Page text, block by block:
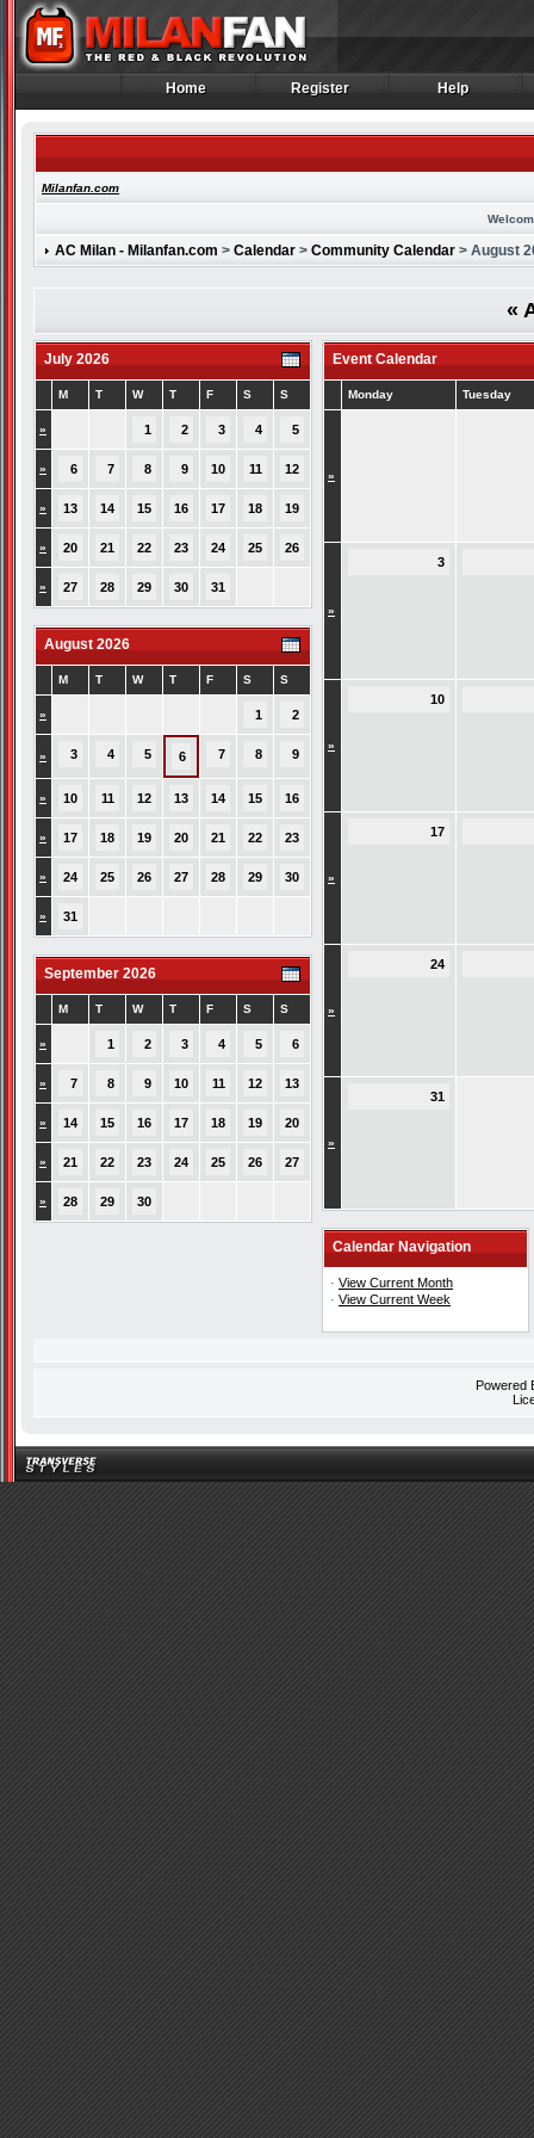
Home
Home Register
Register Help
Help
Milanfan.com
AC Milan - Milanfan.com > Calendar > Community Calendar > August
«
July 2026
M T W T F S S
» 1 2 3 4 5
» 6 7 8 9 10 11 12
» 13 14 15 16 17 18 19
» 20 21 22 23 24 25 26
» 27 28 29 30 31
August 2026
M T W T F S S
» 1 2
» 3 4 5 6 7 8 9
» 10 11 12 13 14 15 16
» 17 18 19 20 21 22 23
» 24 25 26 27 28 29 30
» 31
September 2026
M T W T F S S
» 1 2 3 4 5 6
» 7 8 9 10 11 12 13
» 14 15 16 17 18 19 20
» 21 22 23 24 25 26 27
» 28 29 30
Event Calendar
Monday Tuesday
»
»
3
»
10
»
17
»
24
»
31
Calendar Navigation
· View Current Month
· View Current Week
Powered